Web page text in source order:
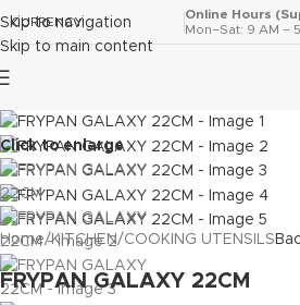
Skip to navigation
Skip to main content
CURRENCY
Online Hours
Mon–Sat: 9 AM –
Click to enlarge
Home/KITCHEN/COOKING UTENSILS
FRYPAN GALAXY 22CM